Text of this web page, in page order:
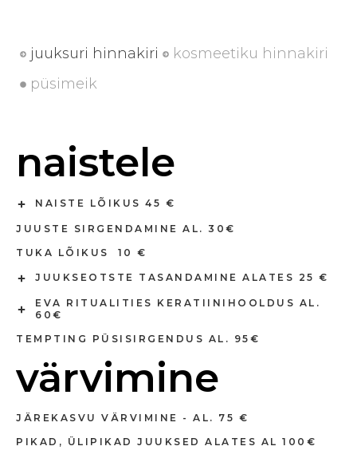
juuksuri hinnakiri
kosmeetiku hinnakiri
püsimeik
naistele
NAISTE LÕIKUS 45 €
JUUSTE SIRGENDAMINE AL. 30€
TUKA LÕIKUS 10 €
JUUKSEOTSTE TASANDAMINE ALATES 25 €
EVA RITUALITIES KERATIINIHOOLDUS AL.
60€
TEMPTING PÜSISIRGENDUS AL. 95€
värvimine
JÄREKASVU VÄRVIMINE - AL. 75 €
PIKAD, ÜLIPIKAD JUUKSED ALATES AL 100€